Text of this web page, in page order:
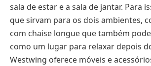
sala de estar e a sala de jantar. Para
que sirvam para os dois ambientes,
com chaise longue que também
como um lugar para relaxar depois
Westwing oferece móveis e